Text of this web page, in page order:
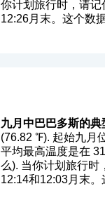
你计划旅行时，请
12:26月末。这个数
九月中巴巴多斯的
(76.82 ℉). 起始九月
平均最高温度是在
么). 当你计划旅行时
12:14和12:03月末。